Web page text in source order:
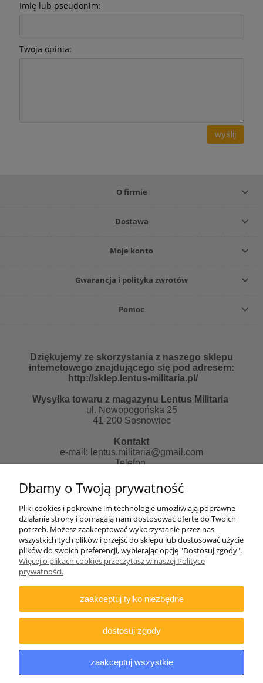
Imię lub pseudonim:
Twoja opinia:
wyślij
O firmie
Dostawa
Moje konto
Gwarancja i polityka zwrotów
Pomoc
Dziękujemy ze skorzystania z naszego sklepu
internetowego znajdującego się pod adresem:
http://sklep.lentus-militaria.pl/
Wysyłka towaru z magazynu Lentus Militaria
ul. Nowopogońska 25
41-200 Sosnowiec
Kontakt
e-mail: lentus.militaria@gmail.com
Telefon
Zapraszamy do skorzystania z naszych usług:
Strona informacyjna:
http://lentus-militaria.pl/
oraz usług Agencji fotograficznej
http://zatrzymanewkadrze.com.pl/
Lentus Rafał Nizicki
ul. Generała Andersa 2e/77
41-200 Sosnowiec
NIP: 644-307-79-15
w/w adresach nie prowadzimy pod nim sklepu
stacjonarnego jak i odbiorów osobistych towarów.
Dbamy o Twoją prywatność
Pliki cookies i pokrewne im technologie umożliwiają poprawne
działanie strony i pomagają nam dostosować ofertę do Twoich
potrzeb. Możesz zaakceptować wykorzystanie przez nas
wszystkich tych plików i przejść do sklepu lub dostosować użycie
plików do swoich preferencji, wybierając opcję "Dostosuj zgody".
Więcej o plikach cookies przeczytasz w naszej Polityce
prywatności.
zaakceptuj tylko niezbędne
dostosuj zgody
zaakceptuj wszystkie